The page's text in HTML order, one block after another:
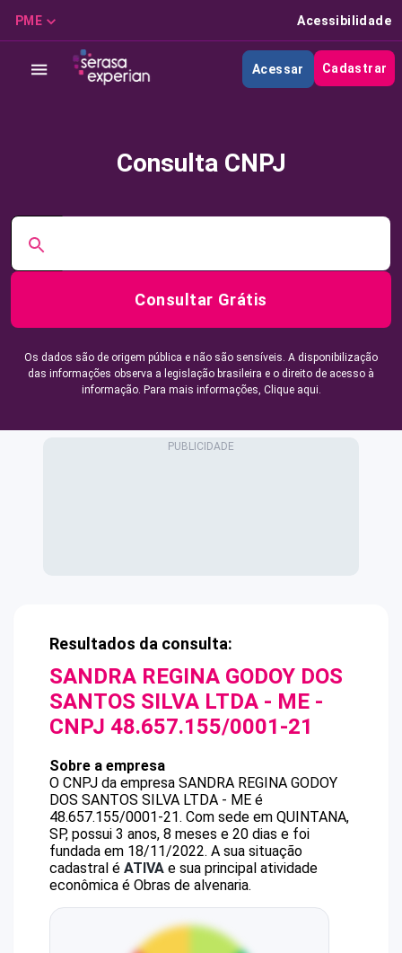
PME Acessibilidade
Acessar Cadastrar
Consulta CNPJ
Consultar Grátis
Os dados são de origem pública e não são sensíveis. A disponibilização
das informações observa a legislação brasileira e o direito de acesso à
informação. Para mais informações, Clique aqui.
Resultados da consulta:
SANDRA REGINA GODOY DOS
SANTOS SILVA LTDA - ME -
CNPJ 48.657.155/0001-21
Sobre a empresa
O CNPJ da empresa SANDRA REGINA GODOY
DOS SANTOS SILVA LTDA - ME é
48.657.155/0001-21. Com sede em QUINTANA,
SP, possui 3 anos, 8 meses e 20 dias e foi
fundada em 18/11/2022. A sua situação
cadastral é ATIVA e sua principal atividade
econômica é Obras de alvenaria.